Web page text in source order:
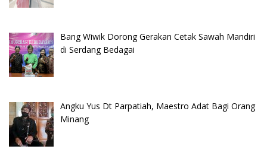
Bang Wiwik Dorong Gerakan Cetak Sawah Mandiri
di Serdang Bedagai
Angku Yus Dt Parpatiah, Maestro Adat Bagi Orang
Minang